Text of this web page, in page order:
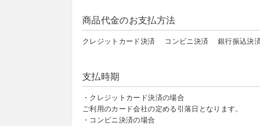
商品代金のお支払方法
クレジットカード決済 コンビニ決済 銀行振込決
支払時期
・クレジットカード決済の場合
ご利用のカード会社の定める引落日となります。
・コンビニ決済の場合